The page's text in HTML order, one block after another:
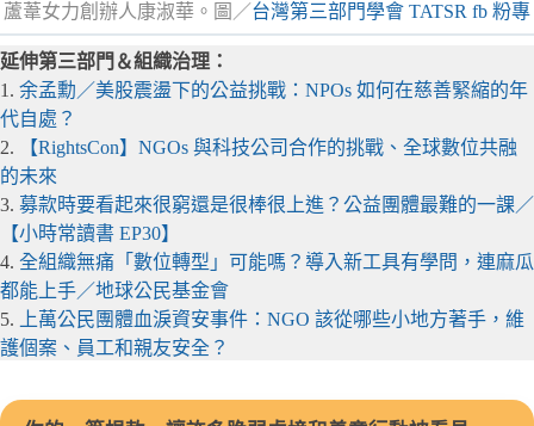
蘆葦女力創辦人康淑華。圖／台灣第三部門學會 TATSR fb 粉專
延伸第三部門＆組織治理：
1. 余孟勳／美股震盪下的公益挑戰：NPOs 如何在慈善緊縮的年
代自處？
2.
【RightsCon】NGOs 與科技公司合作的挑戰、全球數位共融
的未來
3. 募款時要看起來很窮還是很棒很上進？公益團體最難的一課／
【小時常讀書 EP30】
4. 全組織無痛「數位轉型」可能嗎？導入新工具有學問，連麻瓜
都能上手／地球公民基金會
5.
上萬公民團體血淚資安事件：NGO 該從哪些小地方著手，維
護個案、員工和親友安全？